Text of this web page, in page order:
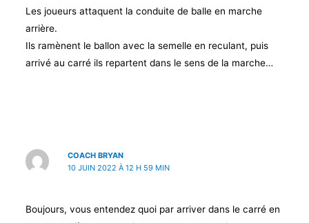
Les joueurs attaquent la conduite de balle en marche
arrière.
Ils ramènent le ballon avec la semelle en reculant, puis
arrivé au carré ils repartent dans le sens de la marche…
COACH BRYAN
10 JUIN 2022 À 12 H 59 MIN
Boujours, vous entendez quoi par arriver dans le carré en